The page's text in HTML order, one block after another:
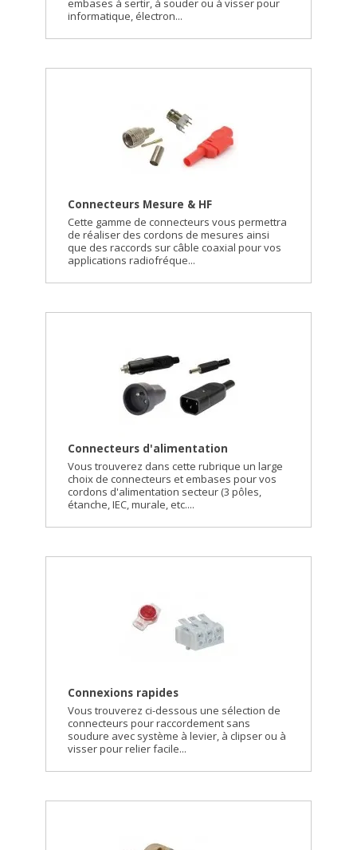
embases à sertir, à souder ou à visser pour
informatique, électron...
Connecteurs Mesure & HF
Cette gamme de connecteurs vous permettra
de réaliser des cordons de mesures ainsi
que des raccords sur câble coaxial pour vos
applications radiofréque...
Connecteurs d'alimentation
Vous trouverez dans cette rubrique un large
choix de connecteurs et embases pour vos
cordons d'alimentation secteur (3 pôles,
étanche, IEC, murale, etc....
Connexions rapides
Vous trouverez ci-dessous une sélection de
connecteurs pour raccordement sans
soudure avec système à levier, à clipser ou à
visser pour relier facile...